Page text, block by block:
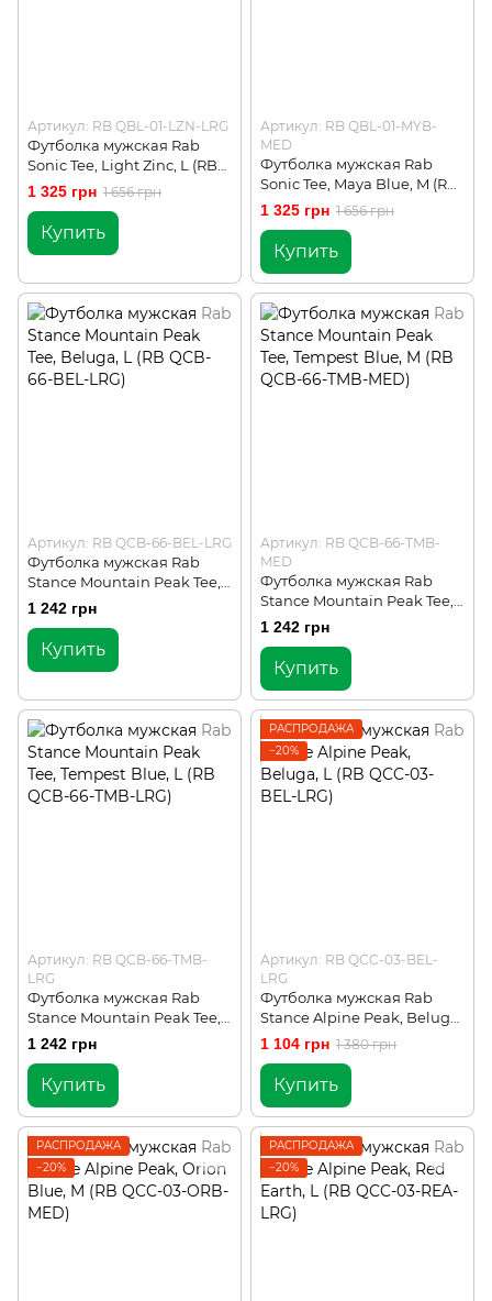
Артикул: RB QBL-01-LZN-LRG
Футболка мужская Rab
Sonic Tee, Light Zinc, L (RB
QBL-01-LZN-LRG)
1 325 грн 1 656 грн
Купить
Артикул: RB QBL-01-MYB-
MED
Футболка мужская Rab
Sonic Tee, Maya Blue, M (RB
QBL-01-MYB-MED)
1 325 грн 1 656 грн
Купить
Артикул: RB QCB-66-BEL-LRG
Футболка мужская Rab
Stance Mountain Peak Tee,
Beluga, L (RB QCB-66-BEL-
1 242 грн
Купить
Артикул: RB QCB-66-TMB-
MED
Футболка мужская Rab
Stance Mountain Peak Tee,
Tempest Blue, M (RB QCB-
66-TMB-MED)
1 242 грн
Купить
Артикул: RB QCB-66-TMB-
LRG
Футболка мужская Rab
Stance Mountain Peak Tee,
Tempest Blue, L (RB QCB-
66-TMB-LRG)
1 242 грн
Купить
РАСПРОДАЖА
−20%
Артикул: RB QCC-03-BEL-
LRG
Футболка мужская Rab
Stance Alpine Peak, Beluga,
L (RB QCC-03-BEL-LRG)
1 104 грн 1 380 грн
Купить
РАСПРОДАЖА
−20%
РАСПРОДАЖА
−20%